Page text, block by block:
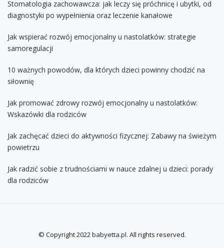
Stomatologia zachowawcza: jak leczy się próchnicę i ubytki, od
diagnostyki po wypełnienia oraz leczenie kanałowe
Jak wspierać rozwój emocjonalny u nastolatków: strategie
samoregulacji
10 ważnych powodów, dla których dzieci powinny chodzić na
siłownię
Jak promować zdrowy rozwój emocjonalny u nastolatków:
Wskazówki dla rodziców
Jak zachęcać dzieci do aktywności fizycznej: Zabawy na świeżym
powietrzu
Jak radzić sobie z trudnościami w nauce zdalnej u dzieci: porady
dla rodziców
© Copyright 2022babyetta.pl. All rights reserved.